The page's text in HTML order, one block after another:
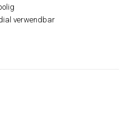
verwendbar